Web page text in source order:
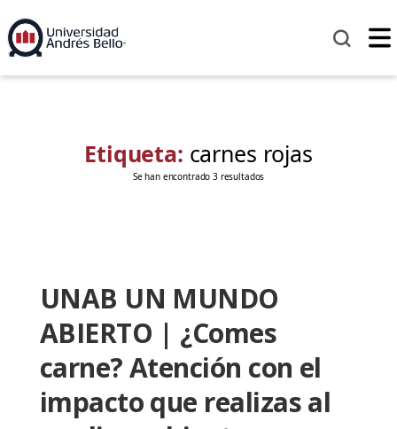
Etiqueta: carnes rojas
Se han encontrado 3 resultados
UNAB UN MUNDO
ABIERTO | ¿Comes
carne? Atención con el
impacto que realizas al